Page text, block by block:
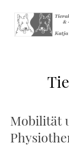
Mobilität